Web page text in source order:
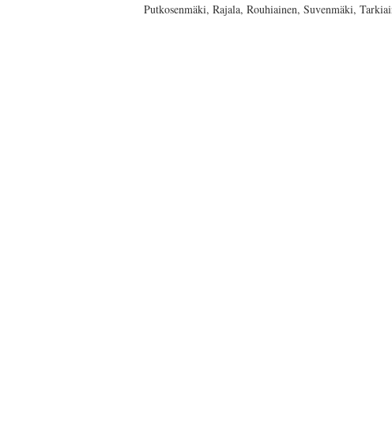
Putkosenmäki, Rajala, Rouhiainen, Suvenmäki,